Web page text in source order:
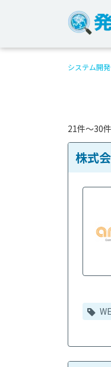
システム開
21件〜30
株式